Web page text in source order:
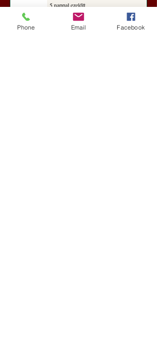
5 nappal ezelőtt
Phone Email Facebook